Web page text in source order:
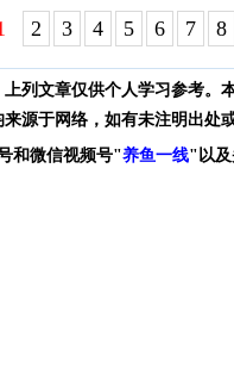
2 3 4 5 6 7 8
列文章仅供个人学习参考
源于网络，如有未注明出处
和微信视频号"养鱼一线"以